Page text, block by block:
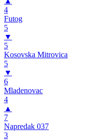
4
Futog
5
▼
5
Kosovska Mitrovica
5
▼
6
Mladenovac
4
▲
7
Napredak 037
3